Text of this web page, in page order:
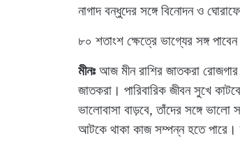
নাগাদ বন্ধুদের সঙ্গে বিনোদন ও
৮০ শতাংশ ক্ষেত্রে ভাগ্যের সঙ্গ
মীনঃ আজ মীন রাশির জাতকরা
জাতকরা। পারিবারিক জীবন সুখে
ভালোবাসা বাড়বে, তাঁদের সঙ্গে
আটকে থাকা কাজ সম্পন্ন হতে পারে।